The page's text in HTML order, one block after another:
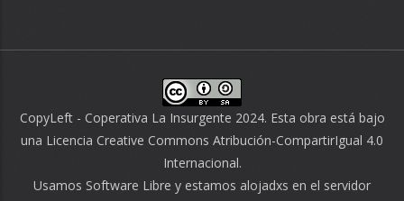
CopyLeft - Coperativa La Insurgente 2024. Esta obra está bajo
una Licencia Creative Commons Atribución-CompartirIgual 4.0
Internacional.
Usamos Software Libre y estamos alojadxs en el servidor